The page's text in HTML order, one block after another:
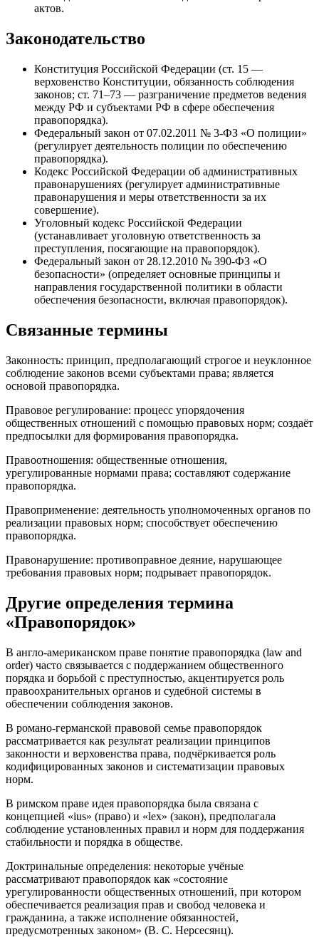
актов.
Законодательство
Конституция Российской Федерации (ст. 15 —
верховенство Конституции, обязанность соблюдения
законов; ст. 71–73 — разграничение предметов ведения
между РФ и субъектами РФ в сфере обеспечения
правопорядка).
Федеральный закон от 07.02.2011 № 3-ФЗ «О полиции»
(регулирует деятельность полиции по обеспечению
правопорядка).
Кодекс Российской Федерации об административных
правонарушениях (регулирует административные
правонарушения и меры ответственности за их
совершение).
Уголовный кодекс Российской Федерации
(устанавливает уголовную ответственность за
преступления, посягающие на правопорядок).
Федеральный закон от 28.12.2010 № 390-ФЗ «О
безопасности» (определяет основные принципы и
направления государственной политики в области
обеспечения безопасности, включая правопорядок).
Связанные термины
Законность: принцип, предполагающий строгое и неуклонное
соблюдение законов всеми субъектами права; является
основой правопорядка.
Правовое регулирование: процесс упорядочения
общественных отношений с помощью правовых норм; создаёт
предпосылки для формирования правопорядка.
Правоотношения: общественные отношения,
урегулированные нормами права; составляют содержание
правопорядка.
Правоприменение: деятельность уполномоченных органов по
реализации правовых норм; способствует обеспечению
правопорядка.
Правонарушение: противоправное деяние, нарушающее
требования правовых норм; подрывает правопорядок.
Другие определения термина
«Правопорядок»
В англо-американском праве понятие правопорядка (law and
order) часто связывается с поддержанием общественного
порядка и борьбой с преступностью, акцентируется роль
правоохранительных органов и судебной системы в
обеспечении соблюдения законов.
В романо-германской правовой семье правопорядок
рассматривается как результат реализации принципов
законности и верховенства права, подчёркивается роль
кодифицированных законов и систематизации правовых
норм.
В римском праве идея правопорядка была связана с
концепцией «ius» (право) и «lex» (закон), предполагала
соблюдение установленных правил и норм для поддержания
стабильности и порядка в обществе.
Доктринальные определения: некоторые учёные
рассматривают правопорядок как «состояние
урегулированности общественных отношений, при котором
обеспечивается реализация прав и свобод человека и
гражданина, а также исполнение обязанностей,
предусмотренных законом» (В. С. Нерсесянц).